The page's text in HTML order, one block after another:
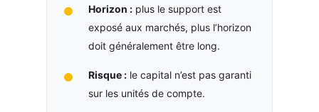
Horizon :plus le support est
exposé aux marchés, plus l’horizon
doit généralement être long.
Risque :le capital n’est pas garanti
sur les unités de compte.